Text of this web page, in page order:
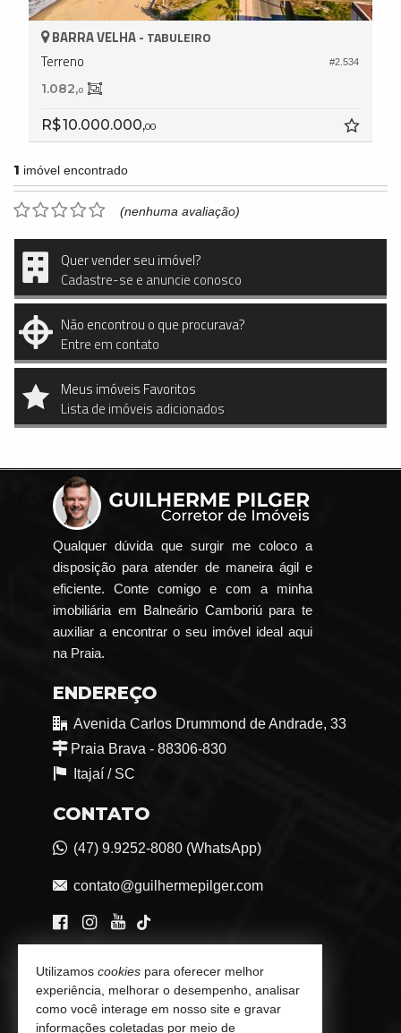
#2.534
BARRA VELHA - TABULEIRO
Terreno
1.082,0
R$ 10.000.000,00
1 imóvel encontrado
(nenhuma avaliação)
Quer vender seu imóvel?
Cadastre-se e anuncie conosco
Não encontrou o que procurava?
Entre em contato
Meus imóveis Favoritos
Lista de imóveis adicionados
Qualquer dúvida que surgir me coloco a
disposição para atender de maneira ágil e
eficiente. Conte comigo e com a minha
imobiliária em Balneário Camboriú para te
auxiliar a encontrar o seu imóvel ideal aqui
na Praia.
ENDEREÇO
Avenida Carlos Drummond de Andrade, 33
Praia Brava - 88306-830
Itajaí / SC
CONTATO
(47) 9.9252-8080 (WhatsApp)
contato@guilhermepilger.com
VEJA MAIS
Consultoria Imobiliária Personalizada
Utilizamos cookies para oferecer melhor
experiência, melhorar o desempenho, analisar
como você interage em nosso site e gravar
informações coletadas por meio de